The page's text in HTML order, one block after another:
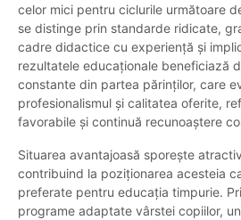
celor mici pentru ciclurile următoare
se distinge prin standarde ridicate,
cadre didactice cu experiență și
rezultatele educaționale beneficiază
constante din partea părinților, care
profesionalismul și calitatea oferite,
favorabile și continuă recunoaștere
Situarea avantajoasă sporește
contribuind la poziționarea acesteia
preferate pentru educația timpurie.
programe adaptate vârstei copiilor,